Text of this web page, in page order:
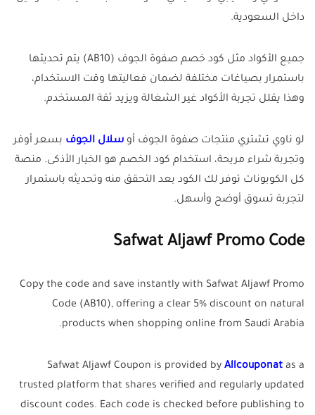
داخل السعودية.
جميع الأكواد مثل كود خصم صفوة الجوف (AB10) يتم تحديثها
باستمرار بصياغات مختلفة لضمان فعاليتها وقت الاستخدام،
وهذا يقلل تجربة الأكواد غير الشغالة ويزيد ثقة المستخدم.
لو ناوي تشتري منتجات صفوة الجوف أو سلال الجوف بسعر أوفر
وتجربة شراء مريحة، استخدام كود الخصم هو الخيار الأذكى. منصة
كل الكوبونات توفر لك الكود بعد التحقق منه وتحديثه باستمرار
لتجربة تسوق أوضح وأسهل.
Safwat Aljawf Promo Code
Copy the code and save instantly with Safwat Aljawf Promo
Code (AB10), offering a clear 5% discount on natural
products when shopping online from Saudi Arabia.
Safwat Aljawf Coupon is provided by Allcouponat as a
trusted platform that shares verified and regularly updated
discount codes. Each code is checked before publishing to